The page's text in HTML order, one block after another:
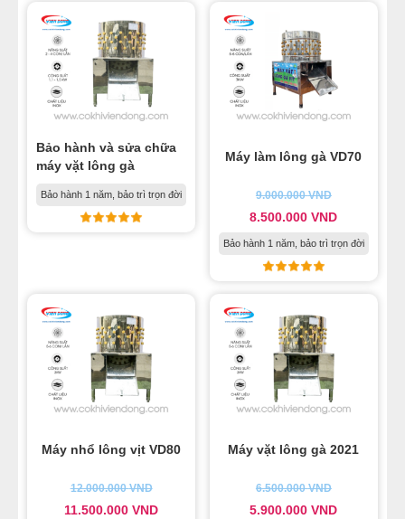
Bảo hành và sửa chữa
máy vặt lông gà
Bảo hành 1 năm, bảo trì trọn đời
Máy làm lông gà VD70
9.000.000VND
8.500.000VND
Bảo hành 1 năm, bảo trì trọn đời
Máy nhổ lông vịt VD80
12.000.000VND
11.500.000VND
Máy vặt lông gà 2021
6.500.000VND
5.900.000VND